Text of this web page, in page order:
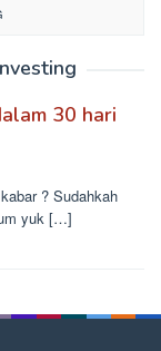
30 hari
? Sudahkah
yuk […]